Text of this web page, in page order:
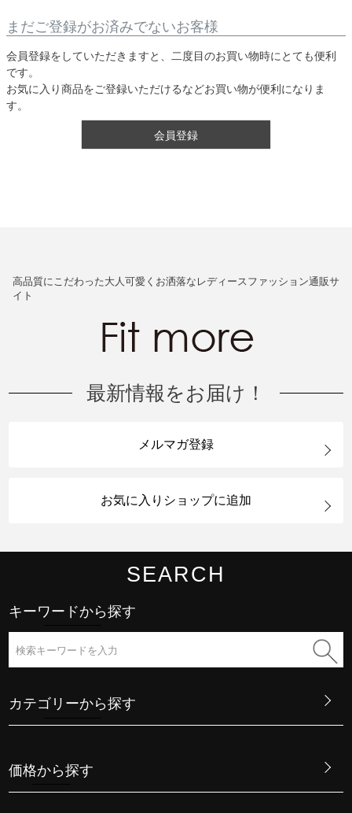
まだご登録がお済みでないお客様
会員登録をしていただきますと、二度目のお買い物時にとても便利
です。
お気に入り商品をご登録いただけるなどお買い物が便利になりま
す。
会員登録
高品質にこだわった大人可愛くお洒落なレディースファッション通販サ
イト
最新情報をお届け！
メルマガ登録
お気に入りショップに追加
SEARCH
キーワードから探す
カテゴリーから探す
価格から探す